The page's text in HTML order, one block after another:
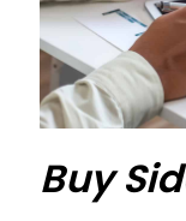
Buy